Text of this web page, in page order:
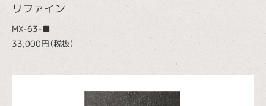
リファイン
MX-63-■
33,000円（税抜）